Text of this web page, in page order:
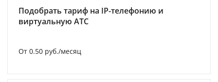
Подобрать тариф на IP-телефонию и
виртуальную АТС
От 0.50 руб./месяц